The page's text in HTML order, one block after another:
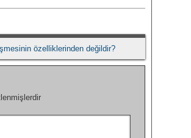
özelliklerinden değildir?